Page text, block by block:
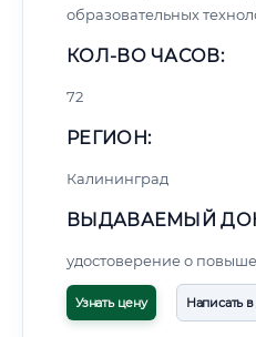
образовательных
КОЛ-ВО ЧАСОВ:
72
РЕГИОН:
Калининград
ВЫДАВАЕМЫЙ
удостоверение о
Узнать цену Написать